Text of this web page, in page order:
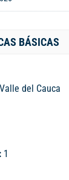
BÁSICAS
Valle del Cauca
1